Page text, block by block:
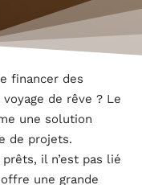
financer des
de rêve ? Le
une solution
de projets.
il n’est pas lié
une grande